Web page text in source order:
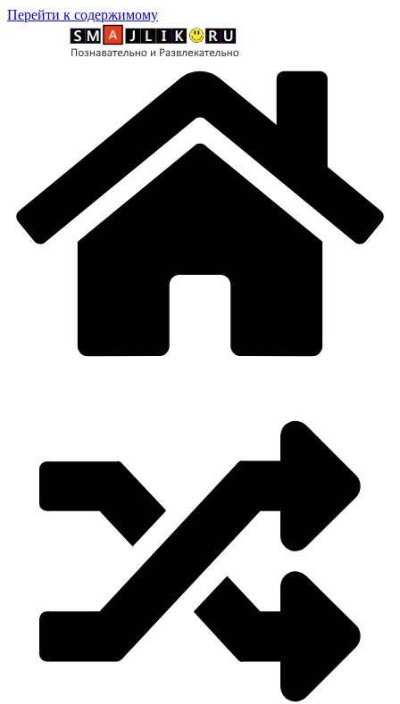
Перейти к содержимому